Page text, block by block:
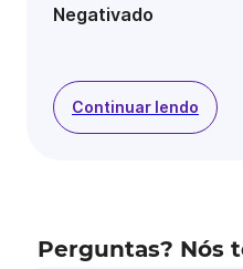
Negativado
Continuar lendo
Perguntas? Nós